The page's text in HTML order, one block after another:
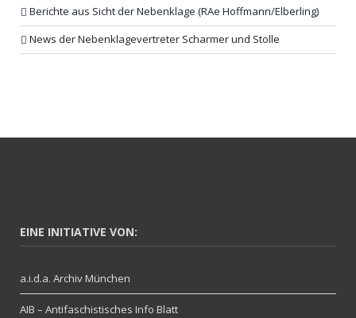
Berichte aus Sicht der Nebenklage (RAe Hoffmann/Elberling)
News der Nebenklagevertreter Scharmer und Stolle
EINE INITIATIVE VON:
a.i.d.a. Archiv München
AIB – Antifaschistisches Info Blatt